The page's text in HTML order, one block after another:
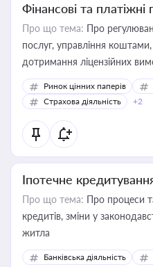
Фінансові та платіжні
Про що тема: Про
послуг, управління коштами, приймання платежів та
дотримання ліцензійних
Ринок цінних паперів
Страхова діяльність
+2
Іпотечне
Про що тема: Про процеси
кредитів, зміни у
житла
Банківська діяльність